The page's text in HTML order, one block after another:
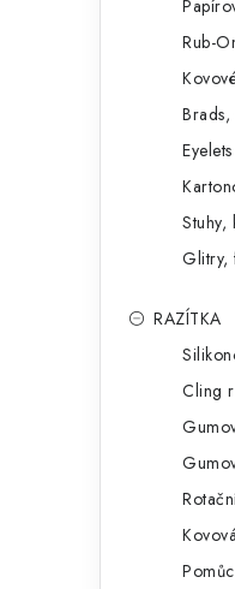
Rub-
Brads,
Stuhy,
Glitry,
RAZÍTKA
Cling